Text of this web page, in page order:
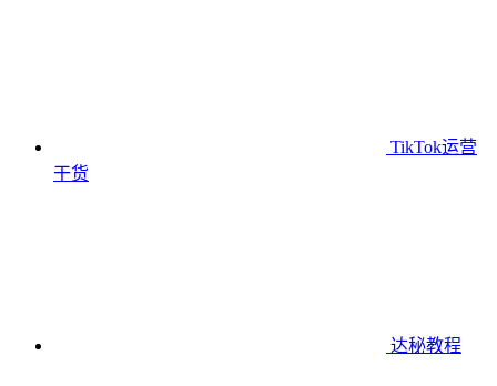
TikTok运营
干货
达秘教程